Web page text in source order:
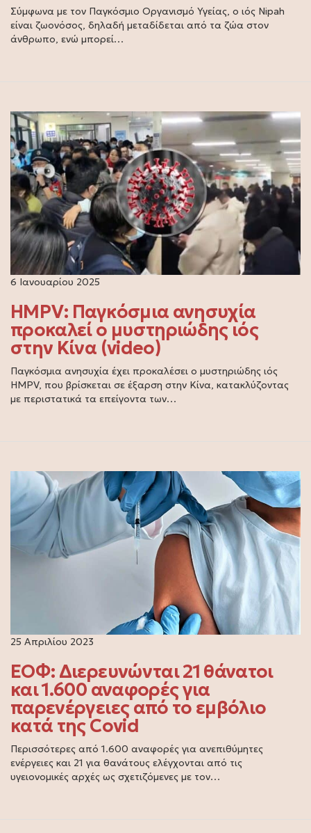
Σύμφωνα με τον Παγκόσμιο Οργανισμό Υγείας, ο ιός Nipah
είναι ζωονόσος, δηλαδή μεταδίδεται από τα ζώα στον
άνθρωπο, ενώ μπορεί…
6 Ιανουαρίου 2025
HMPV: Παγκόσμια ανησυχία
προκαλεί ο μυστηριώδης ιός
στην Κίνα (video)
Παγκόσμια ανησυχία έχει προκαλέσει ο μυστηριώδης ιός
HMPV, που βρίσκεται σε έξαρση στην Κίνα, κατακλύζοντας
με περιστατικά τα επείγοντα των…
25 Απριλίου 2023
ΕΟΦ: Διερευνώνται 21 θάνατοι
και 1.600 αναφορές για
παρενέργειες από το εμβόλιο
κατά της Covid
Περισσότερες από 1.600 αναφορές για ανεπιθύμητες
ενέργειες και 21 για θανάτους ελέγχονται από τις
υγειονομικές αρχές ως σχετιζόμενες με τον…